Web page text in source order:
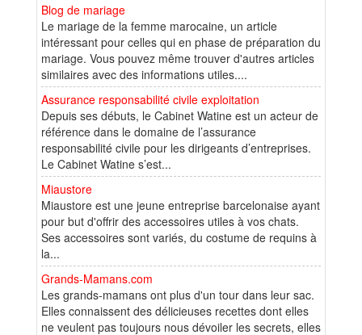
Blog de mariage
Le mariage de la femme marocaine, un article
intéressant pour celles qui en phase de préparation du
mariage. Vous pouvez même trouver d'autres articles
similaires avec des informations utiles....
Assurance responsabilité civile exploitation
Depuis ses débuts, le Cabinet Watine est un acteur de
référence dans le domaine de l’assurance
responsabilité civile pour les dirigeants d’entreprises.
Le Cabinet Watine s’est...
Miaustore
Miaustore est une jeune entreprise barcelonaise ayant
pour but d'offrir des accessoires utiles à vos chats.
Ses accessoires sont variés, du costume de requins à
la...
Grands-Mamans.com
Les grands-mamans ont plus d'un tour dans leur sac.
Elles connaissent des délicieuses recettes dont elles
ne veulent pas toujours nous dévoiler les secrets, elles